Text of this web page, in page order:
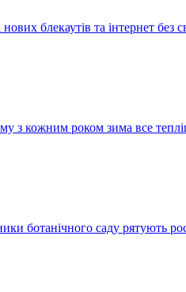
блекаутів та інтернет без
з кожним роком зима все
ботанічного саду рятують